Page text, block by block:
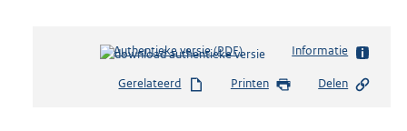
Authentieke versie (PDF)b
s
Informatie
Gerelateerd Printen Delen